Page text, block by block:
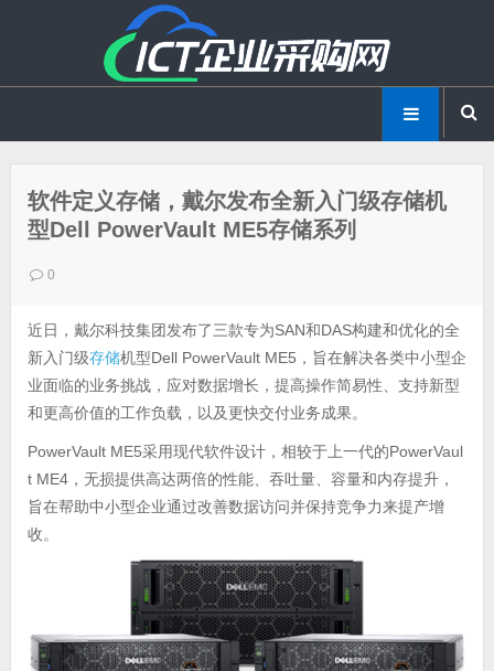
软件定义存储，戴尔发布全新入门级存储机
型Dell PowerVault ME5存储系列
0
近日，戴尔科技集团发布了三款专为SAN和DAS构建和优化的全
新入门级存储机型Dell PowerVault ME5，旨在解决各类中小型企
业面临的业务挑战，应对数据增长，提高操作简易性、支持新型
和更高价值的工作负载，以及更快交付业务成果。
PowerVault ME5采用现代软件设计，相较于上一代的PowerVaul
t ME4，无损提供高达两倍的性能、吞吐量、容量和内存提升，
旨在帮助中小型企业通过改善数据访问并保持竞争力来提产增
收。